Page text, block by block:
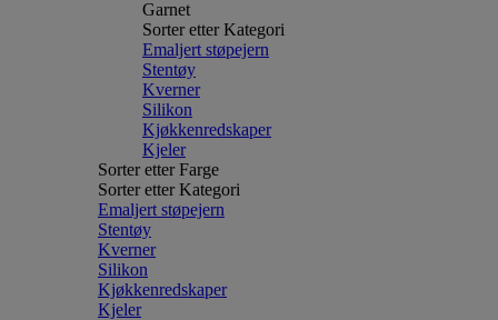
Garnet
Sorter etter Kategori
Emaljert støpejern
Stentøy
Kverner
Silikon
Kjøkkenredskaper
Kjeler
Sorter etter Farge
Sorter etter Kategori
Emaljert støpejern
Stentøy
Kverner
Silikon
Kjøkkenredskaper
Kjeler